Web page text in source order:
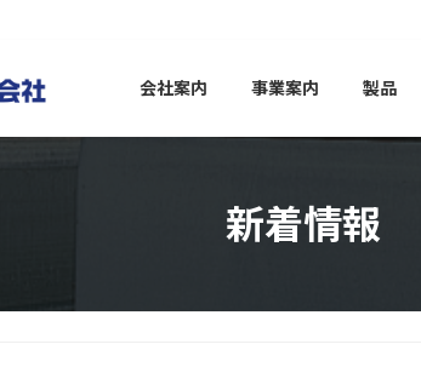
会社案内 事業案内 製品
新着情報